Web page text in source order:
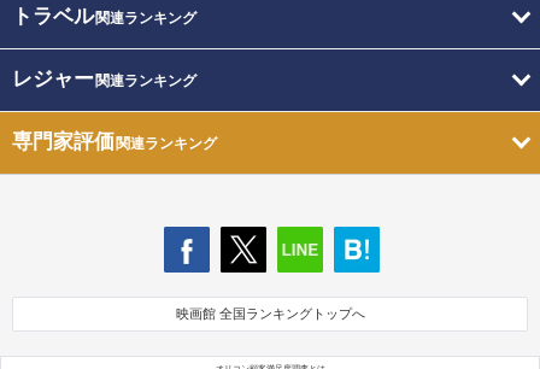
トラベル関連ランキング
レジャー関連ランキング
専門家評価関連ランキング
映画館 全国ランキングトップへ